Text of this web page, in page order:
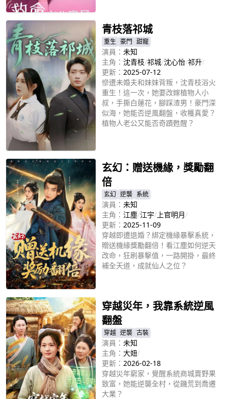
青枝落祁城
重生 豪門 甜寵
演員： 未知
主角： 沈青枝/祁城/沈心怡/祁升/
更新： 2025-07-12
慘遭未婚夫和妹妹背叛，沈青枝浴火
重生！這一次，她要改嫁植物人小
叔，手撕白蓮花，腳踩渣男！豪門深
似海，她能否逆風翻盤，收穫真愛？
植物人老公又能否奇蹟甦醒？
玄幻：贈送機緣，獎勵翻
倍
玄幻 逆襲 系統
演員： 未知
主角： 江塵/江宇/ 上官明月/
更新： 2025-11-09
穿越即遭退婚？綁定機緣暴擊系統，
贈送機緣獎勵翻倍！看江塵如何逆天
改命，狂刷暴擊值，一路開掛，最終
補全天道，成就仙人之位？
穿越災年，我靠系統逆風
翻盤
穿越 逆襲 古裝
演員： 未知
主角： 大妞/
更新： 2026-02-18
穿越災年窮家，覺醒系統商城賣野果
致富，她能逆襲全村，從饑荒到喬遷
大業？